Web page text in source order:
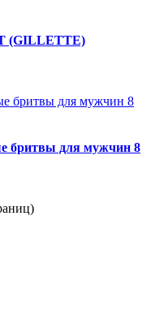
бритвы для мужчин 8